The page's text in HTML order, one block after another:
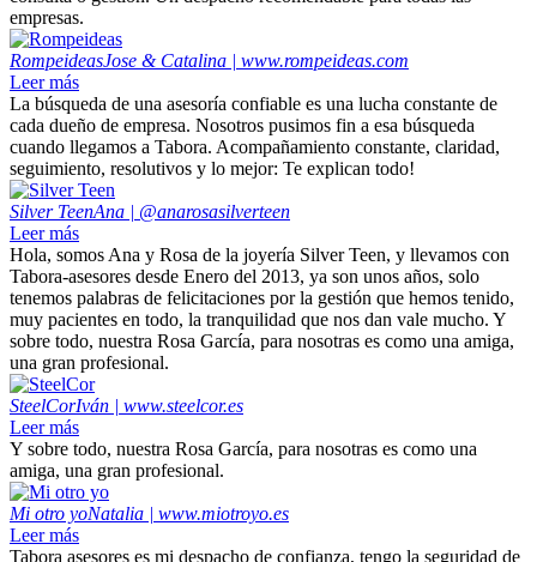
empresas.
RompeideasJose & Catalina | www.rompeideas.com
Leer más
La búsqueda de una asesoría confiable es una lucha constante de
cada dueño de empresa. Nosotros pusimos fin a esa búsqueda
cuando llegamos a Tabora. Acompañamiento constante, claridad,
seguimiento, resolutivos y lo mejor: Te explican todo!
Silver TeenAna | @anarosasilverteen
Leer más
Hola, somos Ana y Rosa de la joyería Silver Teen, y llevamos con
Tabora-asesores desde Enero del 2013, ya son unos años, solo
tenemos palabras de felicitaciones por la gestión que hemos tenido,
muy pacientes en todo, la tranquilidad que nos dan vale mucho. Y
sobre todo, nuestra Rosa García, para nosotras es como una amiga,
una gran profesional.
SteelCorIván | www.steelcor.es
Leer más
Y sobre todo, nuestra Rosa García, para nosotras es como una
amiga, una gran profesional.
Mi otro yoNatalia | www.miotroyo.es
Leer más
Tabora asesores es mi despacho de confianza, tengo la seguridad de